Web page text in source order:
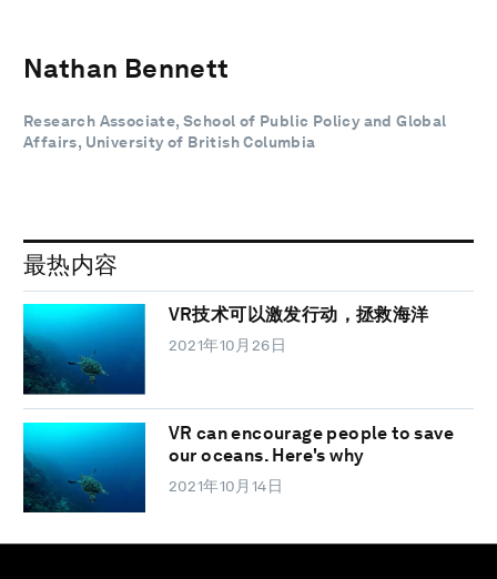
Nathan Bennett
Research Associate, School of Public Policy and Global
Affairs, University of British Columbia
最热内容
VR技术可以激发行动，拯救海洋
2021年10月26日
VR can encourage people to save
our oceans. Here's why
2021年10月14日